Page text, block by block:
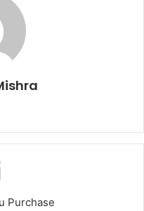
Purchase